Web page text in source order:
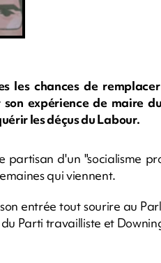
les chances de
expérience de maire
les déçus du Labour.
d'un "socialisme
qui viennent.
entrée tout sourire au
Parti travailliste et